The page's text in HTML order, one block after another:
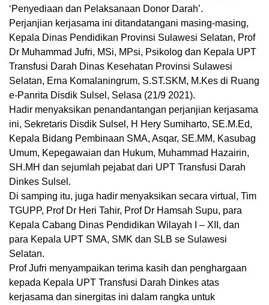
‘Penyediaan dan Pelaksanaan Donor Darah’.
Perjanjian kerjasama ini ditandatangani masing-masing,
Kepala Dinas Pendidikan Provinsi Sulawesi Selatan, Prof
Dr Muhammad Jufri, MSi, MPsi, Psikolog dan Kepala UPT
Transfusi Darah Dinas Kesehatan Provinsi Sulawesi
Selatan, Erna Komalaningrum, S.ST.SKM, M.Kes di Ruang
e-Panrita Disdik Sulsel, Selasa (21/9 2021).
Hadir menyaksikan penandantangan perjanjian kerjasama
ini, Sekretaris Disdik Sulsel, H Hery Sumiharto, SE.M.Ed,
Kepala Bidang Pembinaan SMA, Asqar, SE.MM, Kasubag
Umum, Kepegawaian dan Hukum, Muhammad Hazairin,
SH.MH dan sejumlah pejabat dari UPT Transfusi Darah
Dinkes Sulsel.
Di samping itu, juga hadir menyaksikan secara virtual, Tim
TGUPP, Prof Dr Heri Tahir, Prof Dr Hamsah Supu, para
Kepala Cabang Dinas Pendidikan Wilayah I – XII, dan
para Kepala UPT SMA, SMK dan SLB se Sulawesi
Selatan.
Prof Jufri menyampaikan terima kasih dan penghargaan
kepada Kepala UPT Transfusi Darah Dinkes atas
kerjasama dan sinergitas ini dalam rangka untuk